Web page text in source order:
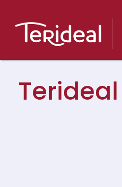
Main
Navigation